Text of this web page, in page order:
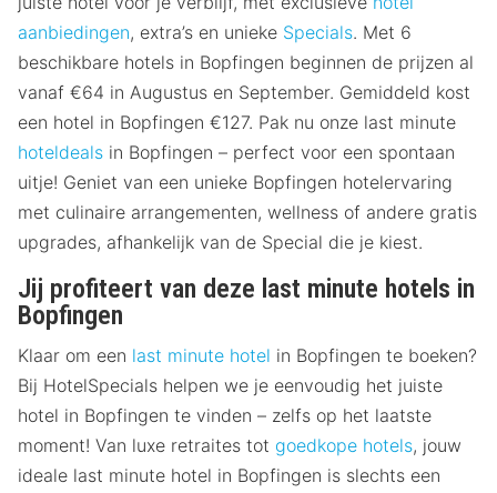
aanbiedingen, extra’s en unieke Specials. Met 6
beschikbare hotels in Bopfingen beginnen de prijzen al
vanaf €64 in Augustus en September. Gemiddeld kost
een hotel in Bopfingen €127. Pak nu onze last minute
hoteldeals in Bopfingen – perfect voor een spontaan
uitje! Geniet van een unieke Bopfingen hotelervaring
met culinaire arrangementen, wellness of andere gratis
upgrades, afhankelijk van de Special die je kiest.
Jij profiteert van deze last minute hotels in
Bopfingen
Klaar om een last minute hotel in Bopfingen te boeken?
Bij HotelSpecials helpen we je eenvoudig het juiste
hotel in Bopfingen te vinden – zelfs op het laatste
moment! Van luxe retraites tot goedkope hotels, jouw
ideale last minute hotel in Bopfingen is slechts een